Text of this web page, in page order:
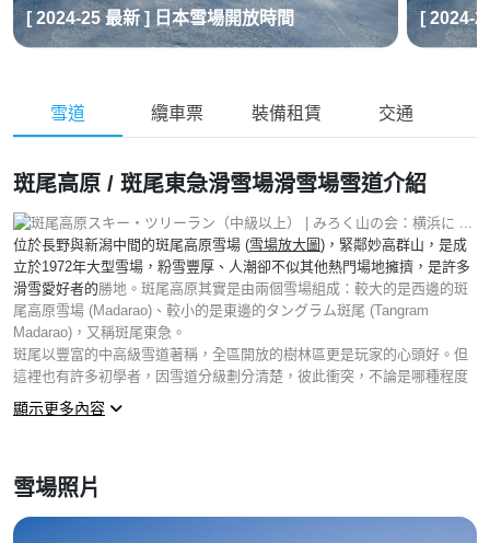
[ 2024-25 最新 ] 日本雪場開放時間 [ 2024-
雪道 纜車票 裝備租賃 交通
斑尾高原 / 斑尾東急滑雪場滑雪場雪道介紹
位於長野與新潟中間的斑尾高原雪場 (雪場放大圖)，緊鄰妙高群山，是成
立於1972年大型雪場，粉雪豐厚、人潮卻不似其他熱門場地擁擠，是許多
滑雪愛好者的 勝地。斑尾高原其實是由兩個雪場組成：較大的是西邊的斑
尾高原雪場 (Madarao)、較小的是東邊的タングラム斑尾 (Tangram
Madarao)，又稱斑尾東急。
斑尾以豐富的中高級雪道著稱，全區開放的樹林區更是玩家的心頭好。但
這裡也有許多初學者，因雪道分級劃分清楚，彼此衝突，不論是哪種程度
的雪友，都能在這安心練習。
「水晶雪道 クリスタル」是斑尾最長的路限，共 2.5 公里，向北的山坡讓
為起點。
顯示更多內容
雪場照片